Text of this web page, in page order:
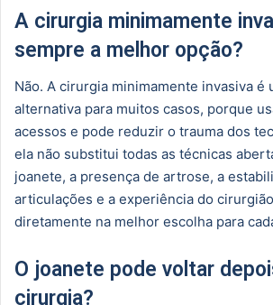
A cirurgia minimamente
sempre a melhor opção?
Não. A cirurgia minimamente invasiva é
alternativa para muitos casos, porque
acessos e pode reduzir o trauma dos
ela não substitui todas as técnicas
joanete, a presença de artrose, a
articulações e a experiência do
diretamente na melhor escolha para
O joanete pode voltar
cirurgia?